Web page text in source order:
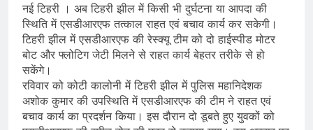
नई टिहरी । अब टिहरी झील में किसी भी दुर्घटना या आपदा की
स्थिति में एसडीआरएफ तत्काल राहत एवं बचाव कार्य कर सकेगी।
टिहरी झील में एसडीआरएफ की रेस्क्यू टीम को दो हाईस्पीड मोटर
बोट और फ्लोटिग जेटी मिलने से राहत कार्य बेहतर तरीके से हो
सकेंगे।
रविवार को कोटी कालोनी में टिहरी झील में पुलिस महानिदेशक
अशोक कुमार की उपस्थिति में एसडीआरएफ की टीम ने राहत एवं
बचाव कार्य का प्रदर्शन किया। इस दौरान दो डूबते हुए युवकों को